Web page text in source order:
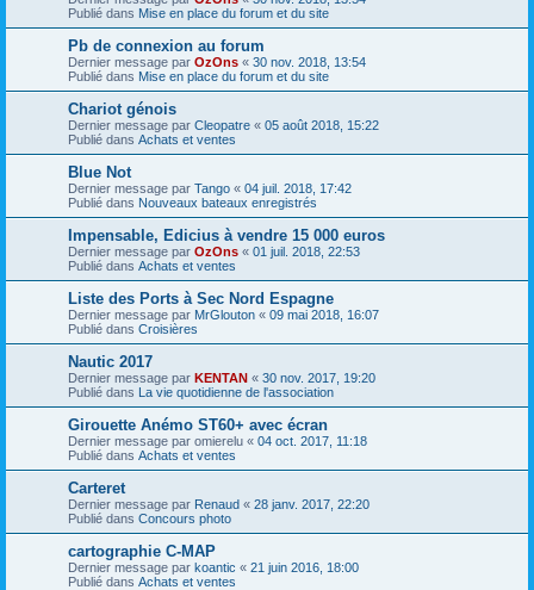
Publié dans Mise en place du forum et du site
Pb de connexion au forum
Dernier message par OzOns « 30 nov. 2018, 13:54
Publié dans Mise en place du forum et du site
Chariot génois
Dernier message par Cleopatre « 05 août 2018, 15:22
Publié dans Achats et ventes
Blue Not
Dernier message par Tango « 04 juil. 2018, 17:42
Publié dans Nouveaux bateaux enregistrés
Impensable, Edicius à vendre 15 000 euros
Dernier message par OzOns « 01 juil. 2018, 22:53
Publié dans Achats et ventes
Liste des Ports à Sec Nord Espagne
Dernier message par MrGlouton « 09 mai 2018, 16:07
Publié dans Croisières
Nautic 2017
Dernier message par KENTAN « 30 nov. 2017, 19:20
Publié dans La vie quotidienne de l'association
Girouette Anémo ST60+ avec écran
Dernier message par omierelu « 04 oct. 2017, 11:18
Publié dans Achats et ventes
Carteret
Dernier message par Renaud « 28 janv. 2017, 22:20
Publié dans Concours photo
cartographie C-MAP
Dernier message par koantic « 21 juin 2016, 18:00
Publié dans Achats et ventes